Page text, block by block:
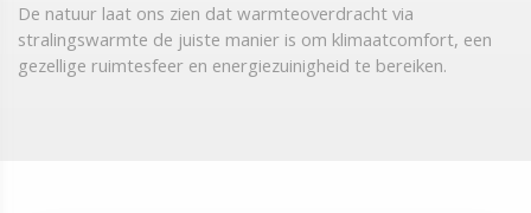
​​​​​​​De natuur laat ons zien dat warmteoverdracht via
stralingswarmte de juiste manier is om klimaatcomfort, een
gezellige ruimtesfeer en energiezuinigheid te bereiken.